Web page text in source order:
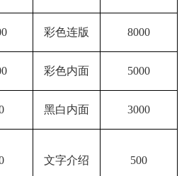
彩色连版 8000
彩色内面 5000
黑白内面 3000
文字介绍 500